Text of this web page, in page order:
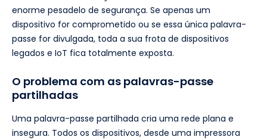
enorme pesadelo de segurança. Se apenas um
dispositivo for comprometido ou se essa única palavra-
passe for divulgada, toda a sua frota de dispositivos
legados e IoT fica totalmente exposta.
O problema com as palavras-passe
partilhadas
Uma palavra-passe partilhada cria uma rede plana e
insegura. Todos os dispositivos, desde uma impressora